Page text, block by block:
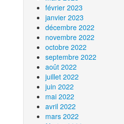
février 2023
janvier 2023
décembre 2022
novembre 2022
octobre 2022
septembre 2022
août 2022
juillet 2022
juin 2022
mai 2022
avril 2022
mars 2022